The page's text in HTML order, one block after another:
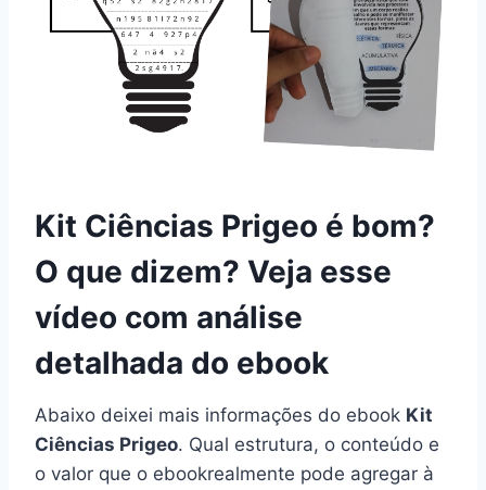
Kit Ciências Prigeo é bom?
O que dizem? Veja esse
vídeo com análise
detalhada do ebook
Abaixo deixei mais informações do ebook Kit
Ciências Prigeo. Qual estrutura, o conteúdo e
o valor que o ebookrealmente pode agregar à